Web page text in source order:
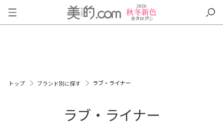
トップ ブランド別に探す ラブ・ライナー
ラブ・ライナー